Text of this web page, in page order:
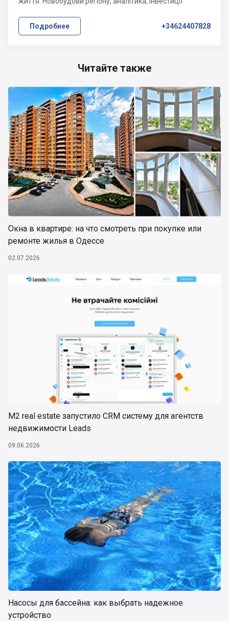
Читайте также
Окна в квартире: на что смотреть при покупке или
ремонте жилья в Одессе
02.07.2026
М2 real estate запустило CRM систему для агентств
недвижимости Leads
09.06.2026
Насосы для бассейна: как выбрать надежное
устройство
Подробнее +34624407828